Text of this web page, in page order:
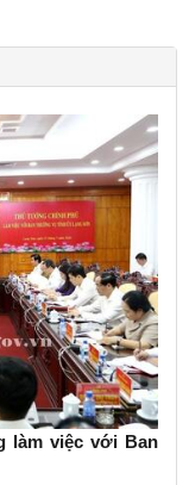
làm việc với Ban